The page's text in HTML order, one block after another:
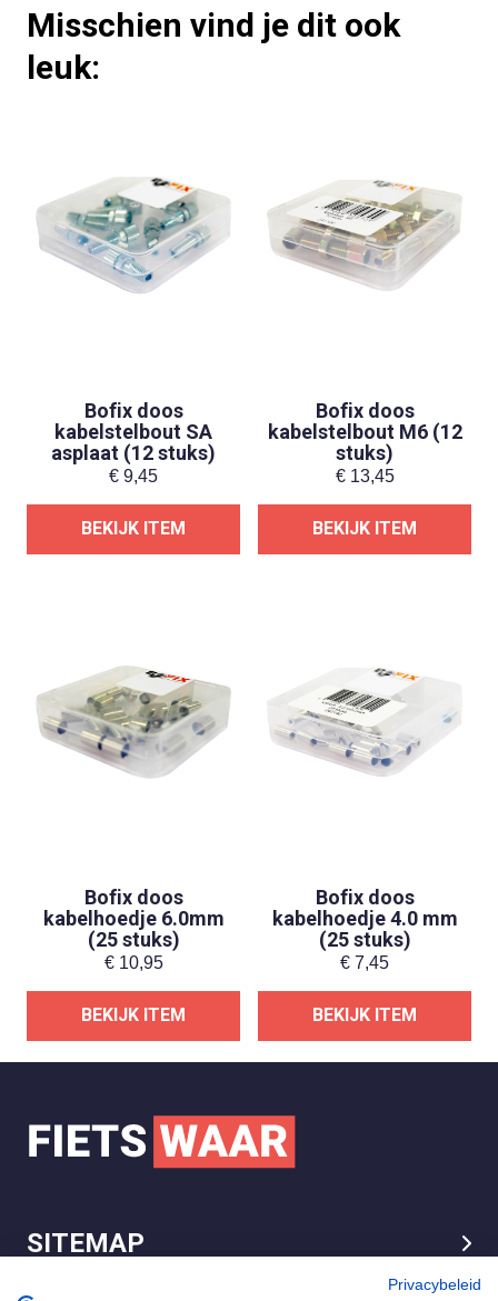
Misschien vind je dit ook
leuk:
Bofix doos
kabelstelbout SA
asplaat (12 stuks)
€ 9,45
BEKIJK ITEM
Bofix doos
kabelstelbout M6 (12
stuks)
€13,45
BEKIJK ITEM
Bofix doos
kabelhoedje 6.0mm
(25 stuks)
€10,95
BEKIJK ITEM
Bofix doos
kabelhoedje 4.0 mm
(25 stuks)
€ 7,45
BEKIJK ITEM
SITEMAP
LEGAL
Privacybeleid